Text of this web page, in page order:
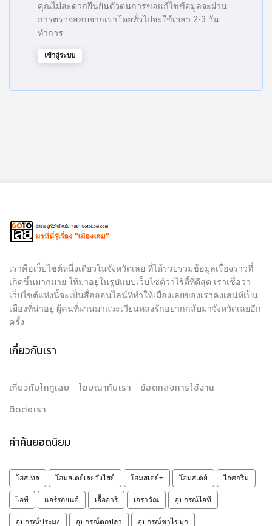
คุณไม่สะดวกยืนยันตัวตนการขอแก้ไขข้อมูลจะผ่าน
การตรวจสอบจากเราโดยทั่วไปจะใช้เวลา 2-3 วัน
ทำการ
เข้าสู่ระบบ
เราคือเว็บไซต์หนึ่งเดียวในจังหวัดเลย ที่ได้รวบรวมข้อมูลเรื่องราวที่
เกิดขึ้นมากมาย ให้มาอยู่ในรูปแบบเว็บไซต์วาไร้ตี้ที่ดีสุด เราเชื่อว่า
เว็บไซต์แห่งนี้จะเป็นสื่อออนไลน์ที่ทำให้เมืองเลยของเราคงเสน่ห์เป็น
เมืองที่น่าอยู่ ผู้คนที่ผ่านมาแวะเวียนหลงรักอยากกลับมาจังหวัดเลยอีก
ครั้ง
เกี่ยวกับเรา
เกี่ยวกับโกทูเลย โฆษณากับเรา
ข้อตกลงการใช้งาน
ติดต่อเรา
คำค้นยอดนิยม
โฮสเทล โฮมสเตย์เลยวังไสย์ โฮมสเตย์+ โฮมสเตย์ ไอศกรีม
ไอที แอร์รถยนต์ เอื้ออารี เอราวัณ อุปกรณ์ไอที
อุปกรณ์ประมง อุปกรณ์ตกปลา อุปกรณ์ชาไข่มุก